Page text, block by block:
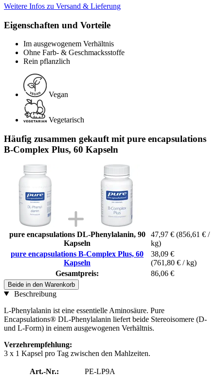
Weitere Infos zu Versand & Lieferung
Eigenschaften und Vorteile
Im ausgewogenem Verhältnis
Ohne Farb- & Geschmacksstoffe
Rein pflanzlich
Vegan
Vegetarisch
Häufig zusammen gekauft mit pure encapsulations
B-Complex Plus, 60 Kapseln
pure encapsulations DL-Phenylalanin, 90
Kapseln
47,97 € (856,61 € /
kg)
pure encapsulations B-Complex Plus, 60
Kapseln
38,09 €
(761,80 € / kg)
Gesamtpreis:
86,06 €
Beide in den Warenkorb
Beschreibung
L-Phenylalanin ist eine essentielle Aminosäure. Pure
Encapsulations® DL-Phenylalanin liefert beide Stereoisomere (D-
und L-Form) in einem ausgewogenen Verhältnis.
Verzehrempfehlung:
3 x 1 Kapsel pro Tag zwischen den Mahlzeiten.
Art.-Nr.:
PE-LP9A